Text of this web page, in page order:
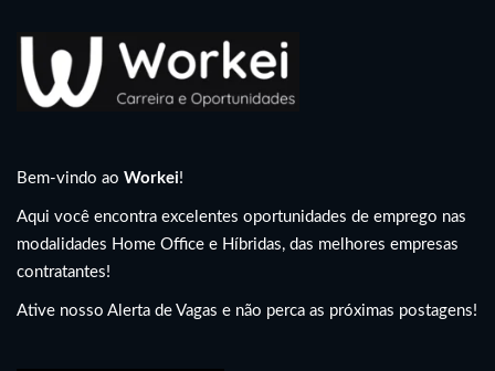
Bem-vindo ao Workei!
Aqui você encontra excelentes oportunidades de emprego nas
modalidades Home Office e Híbridas, das melhores empresas
contratantes!
Ative nosso Alerta de Vagas e não perca as próximas postagens!